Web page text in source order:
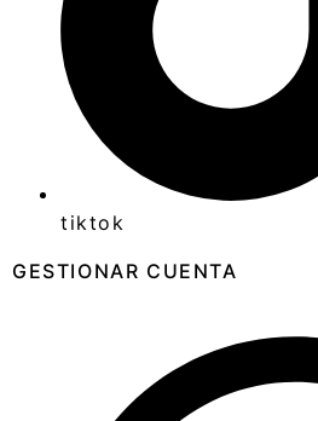
tiktok
GESTIONAR CUENTA